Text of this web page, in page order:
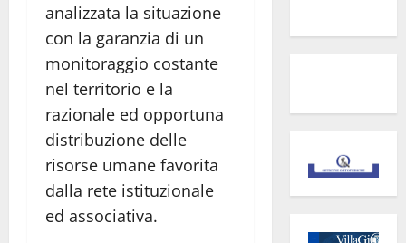
analizzata la situazione
con la garanzia di un
monitoraggio costante
nel territorio e la
razionale ed opportuna
distribuzione delle
risorse umane favorita
dalla rete istituzionale
ed associativa.